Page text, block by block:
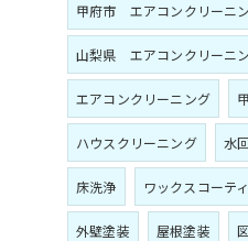
甲府市 エアコンクリーニ
山梨県 エアコンクリーニ
エアコンクリーニング
ハウスクリーニング 水
床洗浄 ワックスコーテ
外壁塗装 屋根塗装